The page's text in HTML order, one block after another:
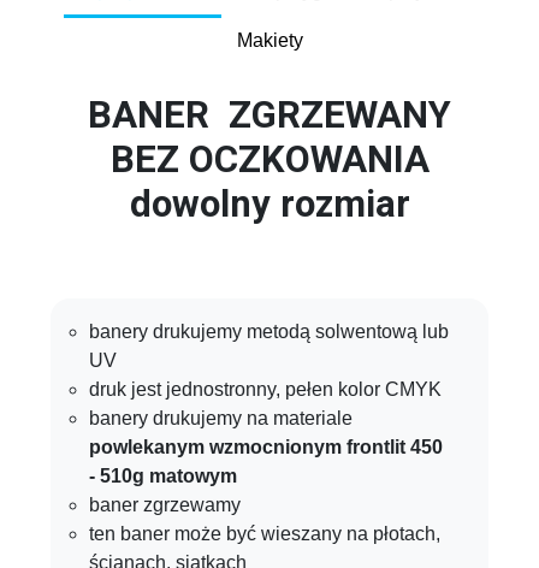
Makiety
BANER ZGRZEWANY
BEZ OCZKOWANIA
dowolny rozmiar
banery drukujemy metodą solwentową lub
UV
druk jest jednostronny, pełen kolor CMYK
banery drukujemy na materiale
powlekanym wzmocnionym frontlit 450
- 510g matowym
baner zgrzewamy
ten baner może być wieszany na płotach,
ścianach, siatkach